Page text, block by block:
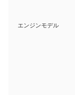
エンジンモデル